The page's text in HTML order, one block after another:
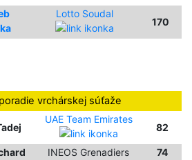
Lotto Soudal
170
vrchárskej súťaže
UAE Team Emirates
82
INEOS Grenadiers 74